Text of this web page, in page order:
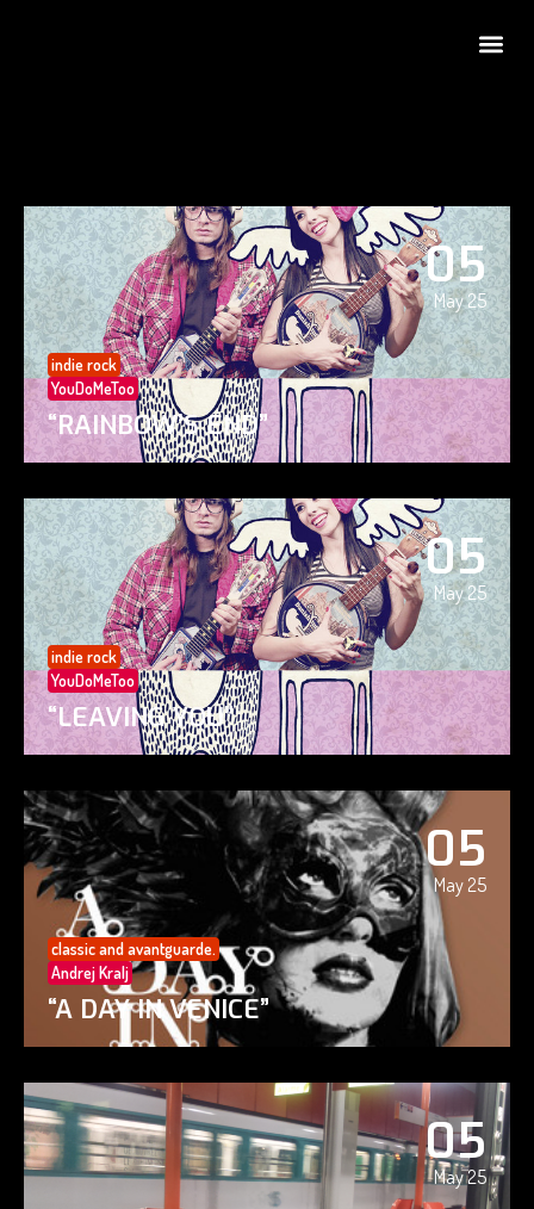
05
May 25
indie rock
YouDoMeToo
“RAINBOW’S END”
05
May 25
indie rock
YouDoMeToo
“LEAVING YOU”
05
May 25
classic and avantguarde.
Andrej Kralj
“A DAY IN VENICE”
05
May 25